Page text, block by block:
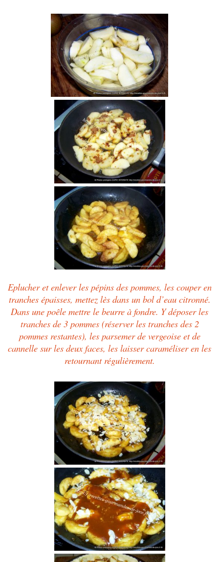
Eplucher et enlever les pépins des pommes, les couperen
tranches épaisses, mettez lès dans un bol d’eau citronné.
Dans une poêle mettre le beurre à fondre. Y déposer les
tranches de 3 pommes (réserver les tranches des 2
pommes restantes), les parsemer de vergeoise et de
cannelle sur les deux faces, les laisser caraméliser en les
retournant régulièrement.